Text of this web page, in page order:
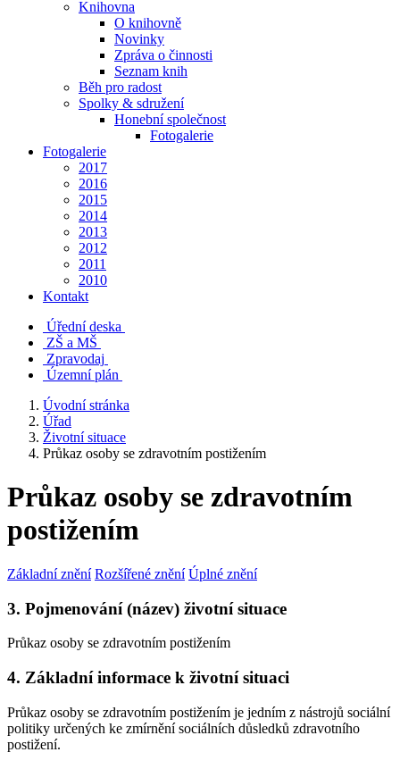
Knihovna
O knihovně
Novinky
Zpráva o činnosti
Seznam knih
Běh pro radost
Spolky & sdružení
Honební společnost
Fotogalerie
Fotogalerie
2017
2016
2015
2014
2013
2012
2011
2010
Kontakt
Úřední deska
ZŠ a MŠ
Zpravodaj
Územní plán
Úvodní stránka
Úřad
Životní situace
Průkaz osoby se zdravotním postižením
Průkaz osoby se zdravotním
postižením
Základní znění Rozšířené znění Úplné znění
3. Pojmenování (název) životní situace
Průkaz osoby se zdravotním postižením
4. Základní informace k životní situaci
Průkaz osoby se zdravotním postižením je jedním z nástrojů sociální
politiky určených ke zmírnění sociálních důsledků zdravotního
postižení.